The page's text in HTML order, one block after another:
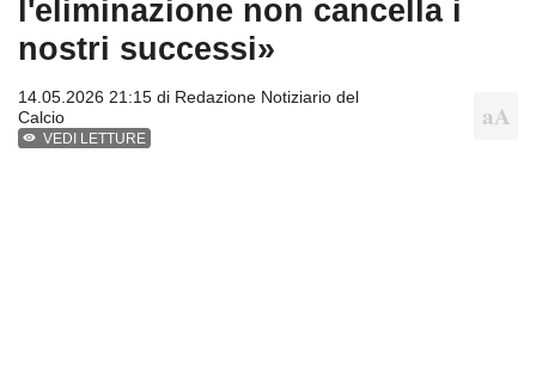
l'eliminazione non cancella i
nostri successi»
14.05.2026 21:15 di Redazione Notiziario del
Calcio
VEDI LETTURE